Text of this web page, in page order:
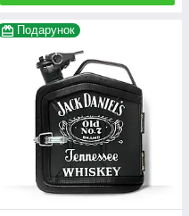
Подарунок